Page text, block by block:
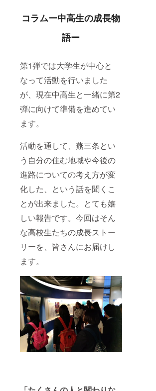
コラムー中高生の成長物
語ー
第1弾では大学生が中心と
なって活動を行いました
が、現在中高生と一緒に第2
弾に向けて準備を進めてい
ます。
活動を通して、燕三条とい
う自分の住む地域や今後の
進路についての考え方が変
化した、という話を聞くこ
とが出来ました。とても嬉
しい報告です。今回はそん
な高校生たちの成長ストー
リーを、皆さんにお届けし
ます。